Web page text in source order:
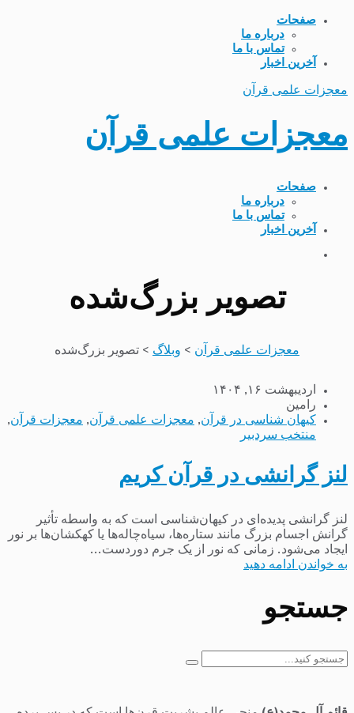
صفحات
درباره ما
تماس با ما
آخرین اخبار
معجزات علمی قرآن
معجزات علمی قرآن
صفحات
درباره ما
تماس با ما
آخرین اخبار
تصویر بزرگ‌شده
معجزات علمی قرآن > وبلاگ > تصویر بزرگ‌شده
اردیبهشت ۱۶, ۱۴۰۴
رامین
کیهان شناسی در قرآن, معجزات علمی قرآن, معجزات قرآن,
منتخب سردبیر
لنز گرانشی در قرآن کریم
لنز گرانشی پدیده‌ای در کیهان‌شناسی است که به واسطه تأثیر
گرانش اجسام بزرگ مانند ستاره‌ها، سیاه‌چاله‌ها یا کهکشان‌ها بر نور
ایجاد می‌شود. زمانی که نور از یک جرم دوردست...
به خواندن ادامه دهید
جستجو
جستجو